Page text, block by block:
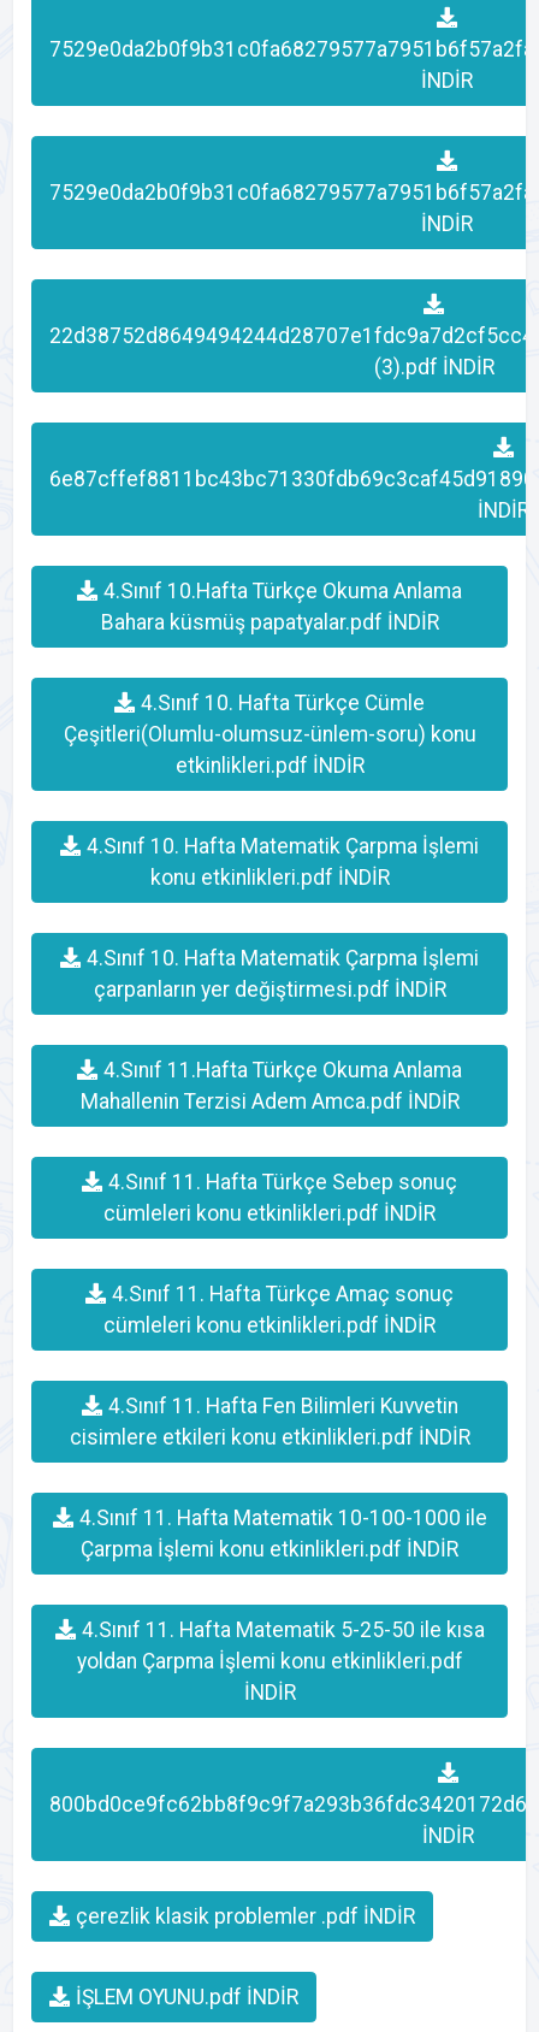
İNDİR
İNDİR
(3).pdf İNDİR
İNDİR
4.Sınıf 10.Hafta Türkçe Okuma Anlama
Bahara küsmüş papatyalar.pdf İNDİR
4.Sınıf 10. Hafta Türkçe Cümle
Çeşitleri(Olumlu-olumsuz-ünlem-soru) konu
etkinlikleri.pdf İNDİR
4.Sınıf 10. Hafta Matematik Çarpma İşlemi
konu etkinlikleri.pdf İNDİR
4.Sınıf 10. Hafta Matematik Çarpma İşlemi
çarpanların yer değiştirmesi.pdf İNDİR
4.Sınıf 11.Hafta Türkçe Okuma Anlama
Mahallenin Terzisi Adem Amca.pdf İNDİR
4.Sınıf 11. Hafta Türkçe Sebep sonuç
cümleleri konu etkinlikleri.pdf İNDİR
4.Sınıf 11. Hafta Türkçe Amaç sonuç
cümleleri konu etkinlikleri.pdf İNDİR
4.Sınıf 11. Hafta Fen Bilimleri Kuvvetin
cisimlere etkileri konu etkinlikleri.pdf İNDİR
4.Sınıf 11. Hafta Matematik 10-100-1000 ile
Çarpma İşlemi konu etkinlikleri.pdf İNDİR
4.Sınıf 11. Hafta Matematik 5-25-50 ile kısa
yoldan Çarpma İşlemi konu etkinlikleri.pdf
İNDİR
İNDİR
çerezlik klasik problemler .pdf İNDİR
İŞLEM OYUNU.pdf İNDİR